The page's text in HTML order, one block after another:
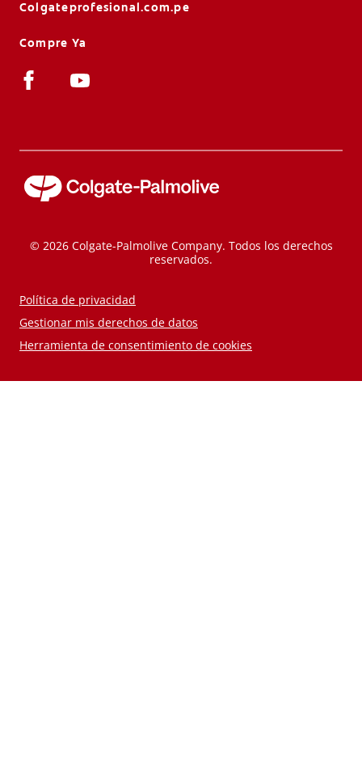
Colgateprofesional.com.pe
Compre Ya
© 2026 Colgate-Palmolive Company. Todos los derechos
reservados.
Política de privacidad
Gestionar mis derechos de datos
Herramienta de consentimiento de cookies